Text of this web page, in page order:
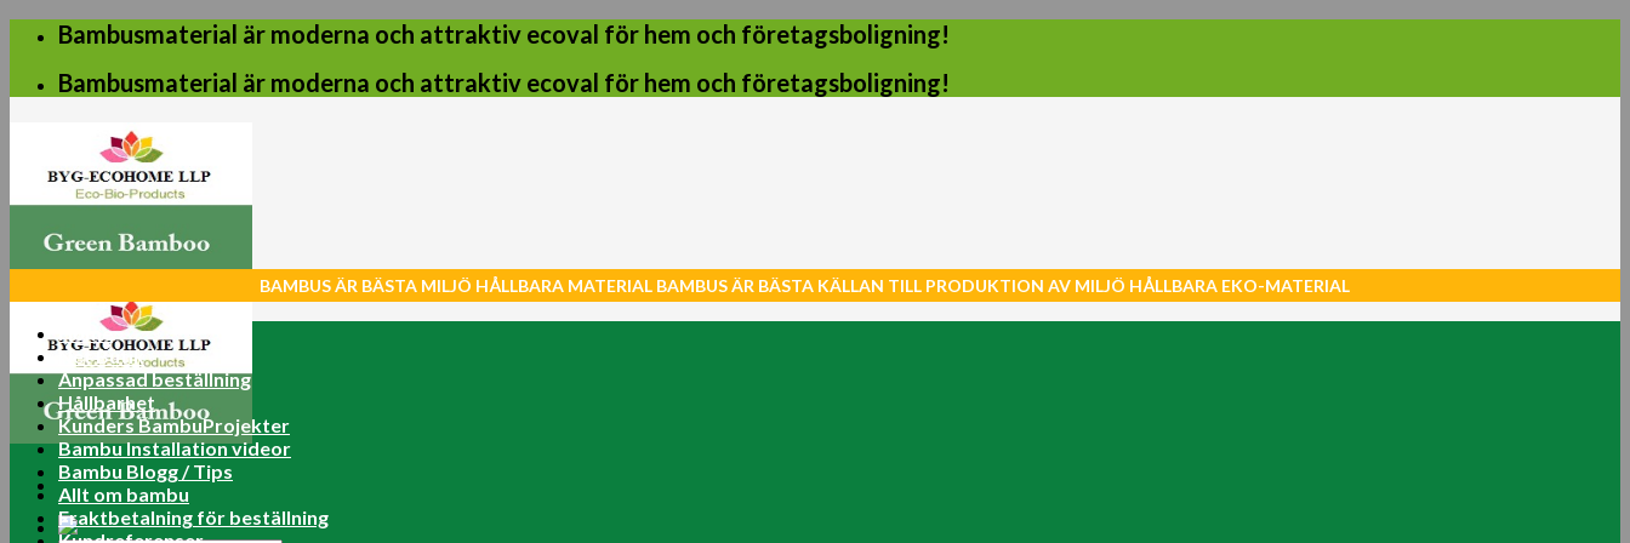
Skip
content
Bambusmaterial är moderna och attraktiv ecoval för hem och företagsboligning!
Bambusmaterial är moderna och attraktiv ecoval för hem och företagsboligning!
BAMBUS ÄR BÄSTA MILJÖ HÅLLBARA MATERIAL BAMBUS ÄR BÄSTA KÄLLAN TILL PRODUKTION AV MILJÖ HÅLLBARA EKO-MATERIAL
Home
Net Butik
Anpassad beställning
Hållbarhet
Kunders BambuProjekter
Bambu Installation videor
Bambu Blogg / Tips
Allt om bambu
Fraktbetalning för beställning